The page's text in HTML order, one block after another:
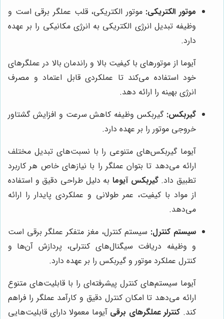
موتور الکتریکی: موتور الکتریکی، قلب عملگر برقی است و
وظیفه تبدیل انرژی الکتریکی به انرژی مکانیکی را بر عهده
دارد.
آیوما از موتورهای با کیفیت بالا و راندمان بالا در عملگرهای
خود استفاده می‌کند تا عملکردی قابل اعتماد و مصرف
انرژی بهینه را ارائه دهد.
گیربکس: گیربکس وظیفه کاهش سرعت و افزایش گشتاور
خروجی موتور را بر عهده دارد.
آیوما گیربکس‌های متنوعی را با نسبت‌های تبدیل مختلف
ارائه می‌دهد تا بتوان عملگر را با نیازهای خاص هر کاربرد
تطبیق داد.گیربکس آیوما به دلیل طراحی دقیق و استفاده
از مواد با کیفیت، عمر طولانی و عملکردی پایدار را ارائه
می‌دهد.
سیستم کنترل: سیستم کنترل، مغز متفکر عملگر برقی است
و وظیفه دریافت سیگنال‌های کنترلی، پردازش آن‌ها و
کنترل عملکرد موتور و گیربکس را بر عهده دارد.
آیوما سیستم‌های کنترل پیشرفته‌ای را با قابلیت‌های متنوع
ارائه می‌دهد تا امکان کنترل دقیق و کارآمد عملگر را فراهم
کند. کنترلر عملگرهای برقی آیوما معمولا دارای قابلیت‌هایی